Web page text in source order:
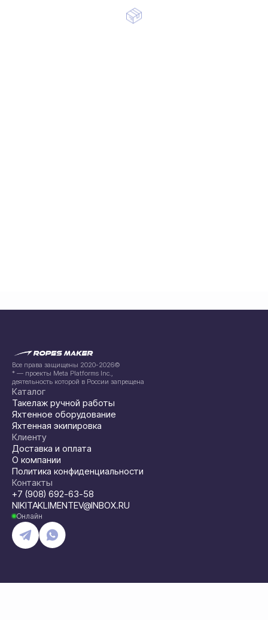
Все права защищены 2020-2026©
* — проекты Meta Platforms Inc.,
деятельность которой в России запрещена
Каталог
Такелаж ручной работы
Яхтенное оборудование
Яхтенная экипировка
Клиенту
Доставка и оплата
О компании
Политика конфиденциальности
Контакты
+7 (908) 692-63-58
NIKITAKLIMENTEV@INBOX.RU
Онлайн